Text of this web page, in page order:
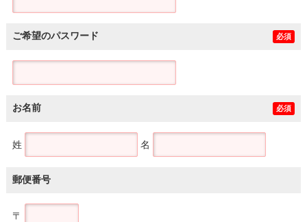
ご希望のパスワード 必須
お名前 必須
姓 名
郵便番号
〒